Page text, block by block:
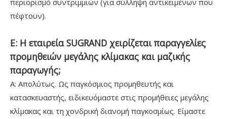
περιορισμό συντριμμιών (για σύλληψη αντικειμένων που
πέφτουν).
Ε: Η εταιρεία SUGRAND χειρίζεται παραγγελίες
προμηθειών μεγάλης κλίμακας και μαζικής
παραγωγής;
Α: Απολύτως. Ως παγκόσμιος προμηθευτής και
κατασκευαστής, ειδικευόμαστε στις προμήθειες μεγάλης
κλίμακας και τη χονδρική διανομή παγκοσμίως. Είμαστε